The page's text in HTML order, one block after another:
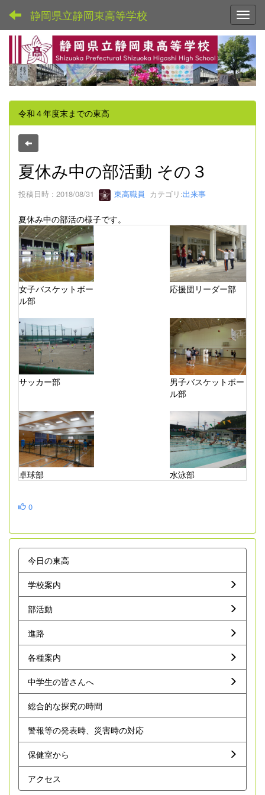
静岡県立静岡東高等学校
令和４年度末までの東高
夏休み中の部活動 その３
投稿日時 : 2018/08/31 東高職員 カテゴリ:出来事
夏休み中の部活の様子です。
女子バスケットボー
ル部
応援団リーダー部
サッカー部
男子バスケットボー
ル部
卓球部 水泳部
0
今日の東高
学校案内
部活動
進路
各種案内
中学生の皆さんへ
総合的な探究の時間
警報等の発表時、災害時の対応
保健室から
アクセス